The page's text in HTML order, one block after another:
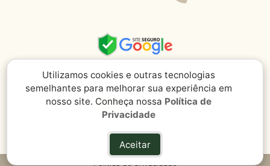
Utilizamos cookies e outras tecnologias
semelhantes para melhorar sua experiência em
nosso site. Conheça nossa Política de
Privacidade
Aceitar
Política de privacidade